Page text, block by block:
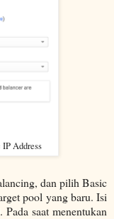
Address
dan pilih Basic
pool yang baru. Isi
saat menentukan